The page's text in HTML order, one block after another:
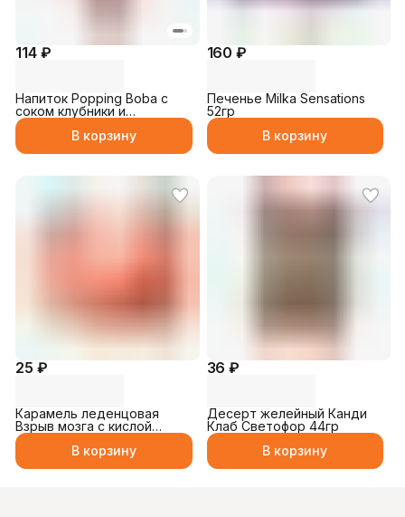
114 ₽
Напиток Popping Boba с
соком клубники и
Шариками 250мл
В корзину
160 ₽
Печенье Milka Sensations
52гр
В корзину
25 ₽
Карамель леденцовая
Взрыв мозга с кислой
пудрой 10гр
В корзину
36 ₽
Десерт желейный Канди
Клаб Светофор 44гр
В корзину